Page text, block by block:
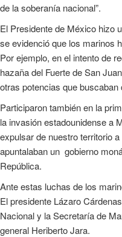
de la soberanía nacional”.
El Presidente de México hizo
se evidenció que los marinos
Por ejemplo, en el intento de
hazaña del Fuerte de San
otras potencias que
Participaron también en la
la invasión estadounidense a
expulsar de nuestro territorio
apuntalaban un gobierno
República.
Ante estas luchas de los
El presidente Lázaro
Nacional y la Secretaría de
general Heriberto Jara.